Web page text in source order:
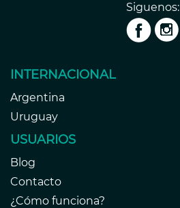
Siguenos:
INTERNACIONAL
Argentina
Uruguay
USUARIOS
Blog
Contacto
¿Cómo funciona?